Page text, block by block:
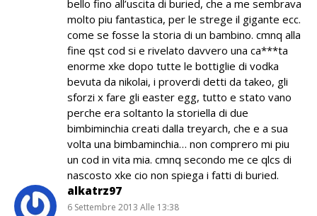
bello fino all’uscita di buried, che a me sembrava
molto piu fantastica, per le strege il gigante ecc.
come se fosse la storia di un bambino. cmnq alla
fine qst cod si e rivelato davvero una ca***ta
enorme xke dopo tutte le bottiglie di vodka
bevuta da nikolai, i proverdi detti da takeo, gli
sforzi x fare gli easter egg, tutto e stato vano
perche era soltanto la storiella di due
bimbiminchia creati dalla treyarch, che e a sua
volta una bimbaminchia… non comprero mi piu
un cod in vita mia. cmnq secondo me ce qlcs di
nascosto xke cio non spiega i fatti di buried.
alkatrz97
6 Settembre 2013 Alle 13:38